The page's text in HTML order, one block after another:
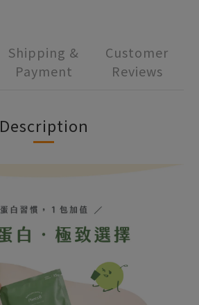
Shipping &
Payment
Customer
Reviews
Description